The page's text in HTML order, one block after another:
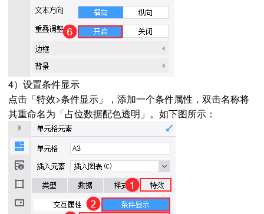
4）设置条件显示
点击「特效>条件显示」，添加一个条件属性，双击名称将
其重命名为「占位数据配色透明」。如下图所示：